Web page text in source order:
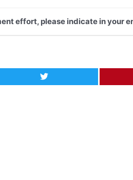
effort, please indicate in your